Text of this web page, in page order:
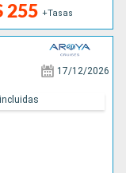
255 +Tasas
17/12/2026